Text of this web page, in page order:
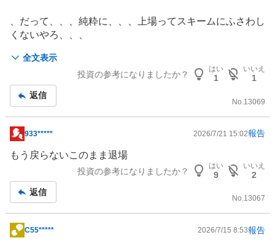
全文表示
、だって、、、純粋に、、、上場ってスキームにふさわし
くないやろ、、、
ミジンコやで、、、出資者からカネムシるために活用して
るんんちゃうかｗ？😱投資の参考になりましたか？
はい
1
いいえ
1
返信
No. 13069
掲
示
記
事
933***** 2026/7/21 15:02報告
もう戻らないこのまま退場
投資の参考になりましたか？
はい
9
いいえ
2
返信
No.13067
掲
C55***** 2026/7/15 8:53報告